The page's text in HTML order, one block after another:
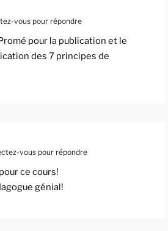
vous pour répondre
pour la publication et le
des 7 principes de
vous pour répondre
ce cours!
génial!